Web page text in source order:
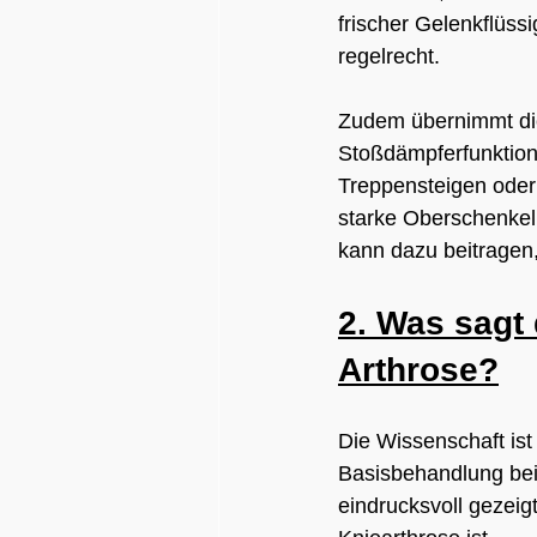
frischer
regelrecht.
Zudem übernimmt
Treppensteigen
starke
kann dazu
2. Was
Arthrose?
Die Wissenschaft
Basisbehandlung
eindrucksvoll